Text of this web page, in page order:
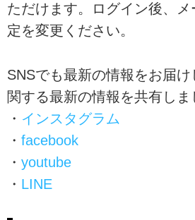
ただけます。ログイン後、
定を変更ください。
SNSでも最新の情報をお届
関する最新の情報を共有しま
・ インスタグラム
・ facebook
・ youtube
・ LINE